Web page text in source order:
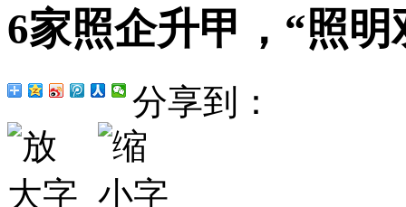
6家照企升甲，“照
分享到：